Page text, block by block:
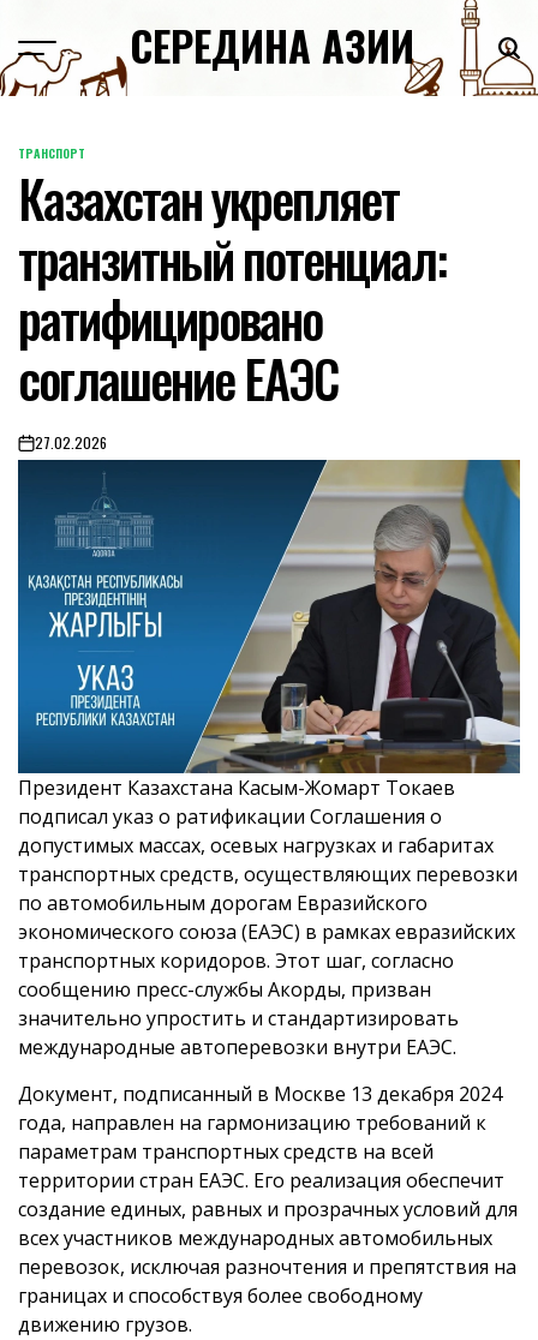
content
СЕРЕДИНА АЗИИ
POSTED
IN
ТРАНСПОРТ
Казахстан укрепляет
транзитный потенциал:
ратифицировано
соглашение ЕАЭС
on27.02.2026
Президент Казахстана Касым-Жомарт Токаев
подписал указ о ратификации Соглашения о
допустимых массах, осевых нагрузках и габаритах
транспортных средств, осуществляющих перевозки
по автомобильным дорогам Евразийского
экономического союза (ЕАЭС) в рамках евразийских
транспортных коридоров. Этот шаг, согласно
сообщению пресс-службы Акорды, призван
значительно упростить и стандартизировать
международные автоперевозки внутри ЕАЭС.
Документ, подписанный в Москве 13 декабря 2024
года, направлен на гармонизацию требований к
параметрам транспортных средств на всей
территории стран ЕАЭС. Его реализация обеспечит
создание единых, равных и прозрачных условий для
всех участников международных автомобильных
перевозок, исключая разночтения и препятствия на
границах и способствуя более свободному
движению грузов.